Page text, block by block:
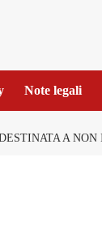
Note legali
A NON